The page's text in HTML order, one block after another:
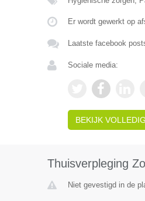
Er wordt gewerkt op
Laatste facebook
Sociale media:
BEKIJK
Thuisverpleging
Niet gevestigd in de